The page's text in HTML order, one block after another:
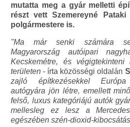
mutatta meg a gyár melletti
részt vett Szemereyné Pataki
polgármestere is.
"Ma már senki számára
Magyarország autóipari
Kecskemétre, és
területen - írta közösségi oldalán
zajló építkezésekkel
autógyára jön létre, emellett
felső, luxus kategóriájú autók
mellesleg ez lesz a
egészében szén-dioxid-